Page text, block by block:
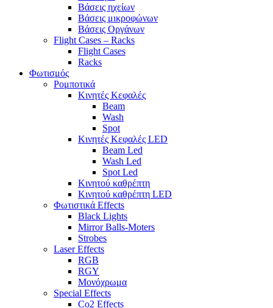
Βάσεις ηχείων
Βάσεις μικροφώνων
Βάσεις Οργάνων
Flight Cases – Racks
Flight Cases
Racks
Φωτισμός
Ρομποτικά
Κινητές Κεφαλές
Beam
Wash
Spot
Κινητές Κεφαλές LED
Beam Led
Wash Led
Spot Led
Κινητού καθρέπτη
Κινητού καθρέπτη LED
Φωτιστικά Effects
Black Lights
Mirror Balls-Moters
Strobes
Laser Effects
RGB
RGY
Μονόχρωμα
Special Effects
Co2 Effects